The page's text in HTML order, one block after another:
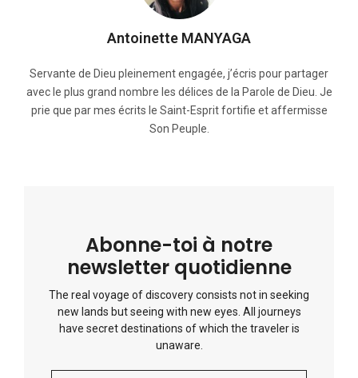
Antoinette MANYAGA
Servante de Dieu pleinement engagée, j’écris pour partager
avec le plus grand nombre les délices de la Parole de Dieu. Je
prie que par mes écrits le Saint-Esprit fortifie et affermisse
Son Peuple.
Abonne-toi à notre
newsletter quotidienne
The real voyage of discovery consists not in seeking
new lands but seeing with new eyes. All journeys
have secret destinations of which the traveler is
unaware.